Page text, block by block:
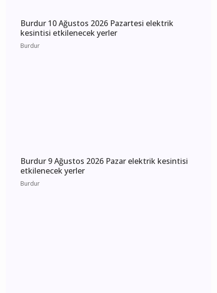
Burdur 10 Ağustos 2026 Pazartesi elektrik
kesintisi etkilenecek yerler
Burdur
Burdur 9 Ağustos 2026 Pazar elektrik kesintisi
etkilenecek yerler
Burdur